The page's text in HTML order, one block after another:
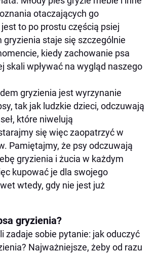
otaczających go
to po prostu częścią psiej
gryzienia staje się szczególnie
kiedy zachowanie psa
skali wpływać na wygląd naszego
gryzienia jest wyrzynanie
tak jak ludzkie dzieci, odczuwają
które niwelują
się więc zaopatrzyć w
Pamiętajmy, że psy odczuwają
gryzienia i żucia w każdym
kupować je dla swojego
wtedy, gdy nie jest już
gryzienia?
zadaje sobie pytanie: jak oduczyć
Najważniejsze, żeby od razu